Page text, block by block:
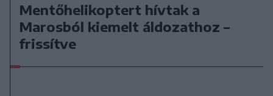
Mentőhelikoptert hívtak a
Marosból kiemelt áldozathoz –
frissítve